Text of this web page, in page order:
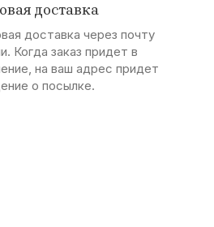
доставка
доставка через почту
Когда заказ придет в
на ваш адрес придет
о посылке.